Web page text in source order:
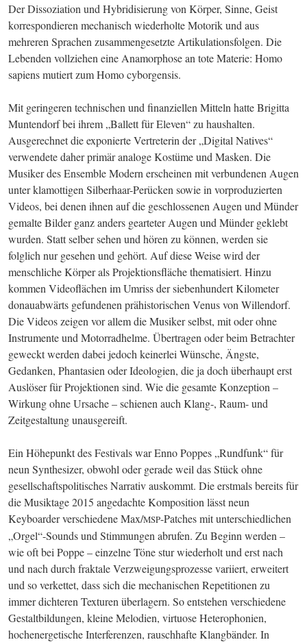
Der Dissoziation und Hybridisierung von Körper, Sinne, Geist
korrespondieren mechanisch wiederholte Motorik und aus
mehreren Sprachen zusammengesetzte Artikulationsfolgen. Die
Lebenden vollziehen eine Anamorphose an tote Materie: Homo
sapiens mutiert zum Homo cyborgensis.
Mit geringeren technischen und finanziellen Mitteln hatte Brigitta
Muntendorf bei ihrem „Ballett für Eleven“ zu haushalten.
Ausgerechnet die exponierte Vertreterin der „Digital Natives“
verwendete daher primär analoge Kostüme und Masken. Die
Musiker des Ensemble Modern erscheinen mit verbundenen Augen
unter klamottigen Silberhaar-Perücken sowie in vorproduzierten
Videos, bei denen ihnen auf die geschlossenen Augen und Münder
gemalte Bilder ganz anders gearteter Augen und Münder geklebt
wurden. Statt selber sehen und hören zu können, werden sie
folglich nur gesehen und gehört. Auf diese Weise wird der
menschliche Körper als Projektionsfläche thematisiert. Hinzu
kommen Videoflächen im Umriss der siebenhundert Kilometer
donauabwärts gefundenen prähistorischen Venus von Willendorf.
Die Videos zeigen vor allem die Musiker selbst, mit oder ohne
Instrumente und Motorradhelme. Übertragen oder beim Betrachter
geweckt werden dabei jedoch keinerlei Wünsche, Ängste,
Gedanken, Phantasien oder Ideologien, die ja doch überhaupt erst
Auslöser für Projektionen sind. Wie die gesamte Konzeption –
Wirkung ohne Ursache – schienen auch Klang-, Raum- und
Zeitgestaltung unausgereift.
Ein Höhepunkt des Festivals war Enno Poppes „Rundfunk“ für
neun Synthesizer, obwohl oder gerade weil das Stück ohne
gesellschaftspolitisches Narrativ auskommt. Die erstmals bereits für
die Musiktage 2015 angedachte Komposition lässt neun
Keyboarder verschiedene Max/MSP-Patches mit unterschiedlichen
„Or­­gel“-Sounds und Stimmungen abrufen. Zu Beginn werden –
wie oft bei Poppe – einzelne Töne stur wiederholt und erst nach
und nach durch fraktale Verzweigungsprozesse variiert, erweitert
und so verkettet, dass sich die mechanischen Repetitionen zu
immer dichteren Texturen überlagern. So entstehen verschiedene
Gestaltbildungen, kleine Melodien, virtuose Heterophonien,
hochenergetische Interferen­zen, rauschhafte Klangbänder. In